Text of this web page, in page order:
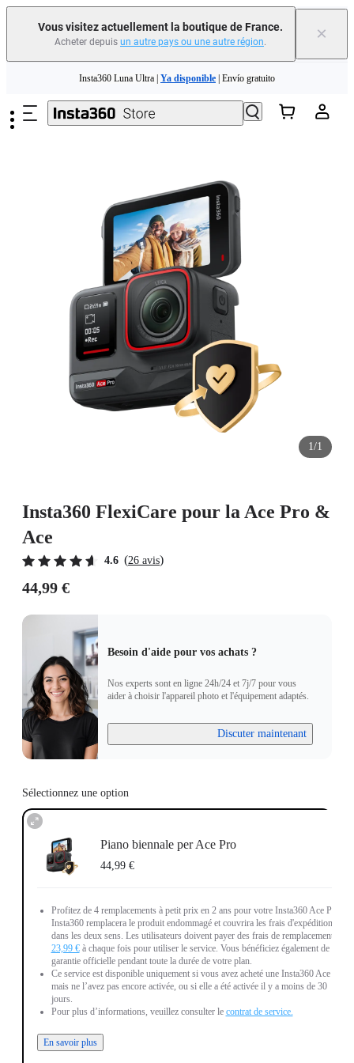
Vous visitez actuellement la boutique de France.
Acheter depuis un autre pays ou une autre région. ×
Insta360 Luna Ultra | Ya disponible | Envío gratuito
Échangez votre ancien appareil et recevez de l'argent pour votre nouvel achat.｜
En savoir plus
Insta360 Luna Ultra |Ya disponible | Envío gratuito
1/1
Insta360 FlexiCare pour la Ace Pro &
Ace
4.6 (26 avis)
44,99 €
Besoin d'aide pour vos achats ?
Nos experts sont en ligne 24h/24 et 7j/7 pour vous
aider à choisir l'appareil photo et l'équipement adaptés.
Discuter maintenant
Sélectionnez une option
Piano biennale per Ace Pro
44,99 €
Profitez de 4 remplacements à petit prix en 2 ans pour votre Insta360 Ace Pro.
Insta360 remplacera le produit endommagé et couvrira les frais d'expédition
dans les deux sens. Les utilisateurs doivent payer des frais de remplacement de
23,99 €à chaque fois pour utiliser le service. Vous bénéficiez également de la
garantie officielle pendant toute la durée de votre plan.
Ce service est disponible uniquement si vous avez acheté une Insta360 Ace Pro
mais ne l’avez pas encore activée, ou si elle a été activée il y a moins de 30
jours.
Pour plus d’informations, veuillez consulter le contrat de service.
En savoir plus